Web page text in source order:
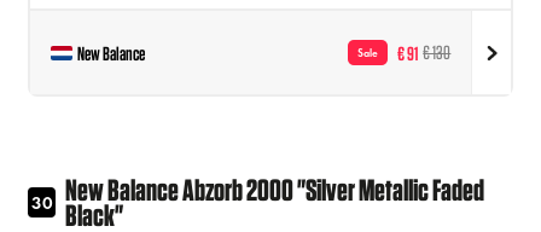
New Balance Sale € 91 € 130
30 New Balance Abzorb 2000 "Silver Metallic Faded
Black"